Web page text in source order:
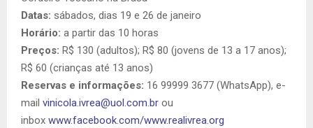
Datas: sábados, dias 19 e 26 de janeiro
Horário: a partir das 10 horas
Preços: R$ 130 (adultos); R$ 80 (jovens de 13 a 17 anos);
R$ 60 (crianças até 13 anos)
Reservas e informações: 16 99999 3677 (WhatsApp), e-
mail vinicola.ivrea@uol.com.br ou
inbox www.facebook.com/www.realivrea.org